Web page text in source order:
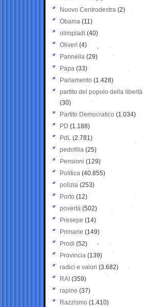
Nuovo Centrodestra (2)
Obama (11)
olimpiadi (40)
Oliveri (4)
Pannella (29)
Papa (33)
Parlamento (1.428)
partito del popolo della libertà
(30)
Partito Democratico (1.034)
PD (1.188)
PdL (2.781)
pedofilia (25)
Pensioni (129)
Politica (40.855)
polizia (253)
Porto (12)
povertà (502)
Presepe (14)
Primarie (149)
Prodi (52)
Provincia (139)
radici e valori (3.682)
RAI (359)
rapine (37)
Razzismo (1.410)